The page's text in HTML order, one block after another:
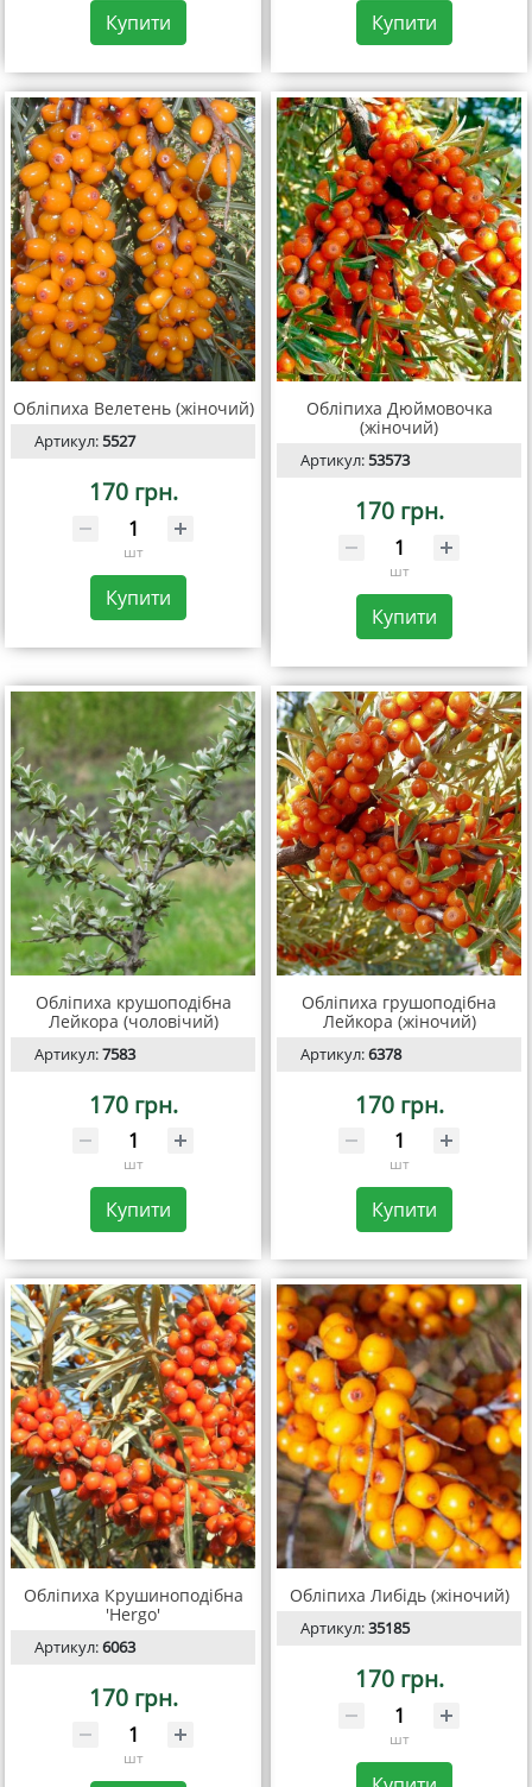
Купити Купити
Обліпиха Велетень (жіночий)
Артикул:5527
170 грн.
шт
Купити
Обліпиха Дюймовочка
(жіночий)
Артикул:53573
170 грн.
шт
Купити
Обліпиха крушоподібна
Лейкора (чоловічий)
Артикул:7583
170 грн.
шт
Купити
Обліпиха грушоподібна
Лейкора (жіночий)
Артикул:6378
170 грн.
шт
Купити
Обліпиха Крушиноподібна
'Hergo'
Артикул:6063
170 грн.
шт
Обліпиха Либідь (жіночий)
Артикул:35185
170 грн.
шт